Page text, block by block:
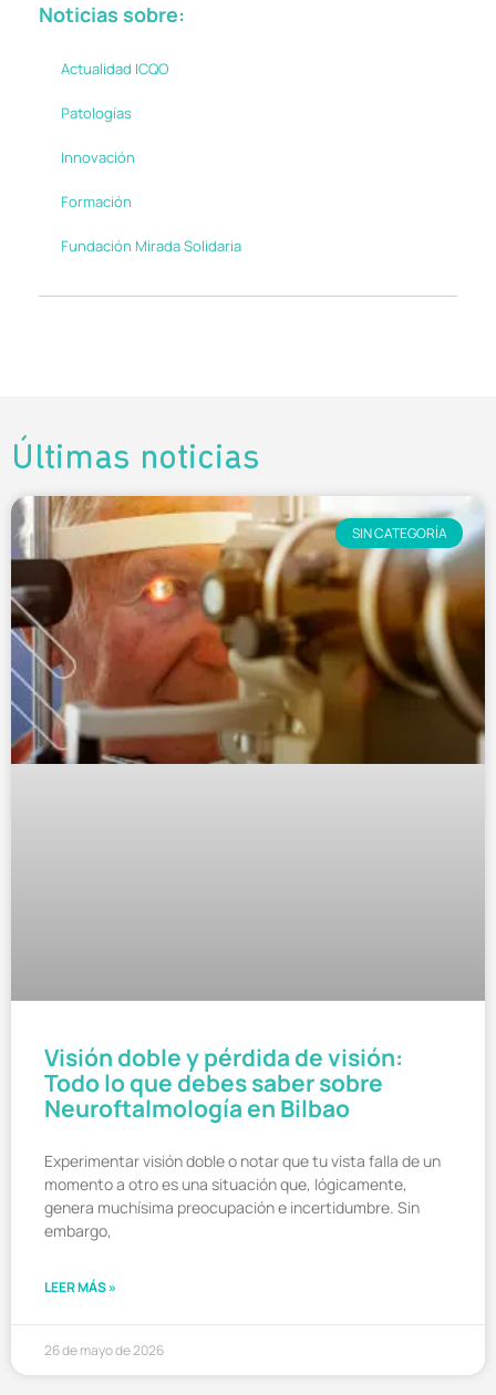
Noticias sobre:
Actualidad ICQO
Patologías
Innovación
Formación
Fundación Mirada Solidaria
Últimas noticias
SIN CATEGORÍA
Visión doble y pérdida de visión:
Todo lo que debes saber sobre
Neuroftalmología en Bilbao
Experimentar visión doble o notar que tu vista falla de un
momento a otro es una situación que, lógicamente,
genera muchísima preocupación e incertidumbre. Sin
embargo,
LEER MÁS »
26 de mayo de 2026